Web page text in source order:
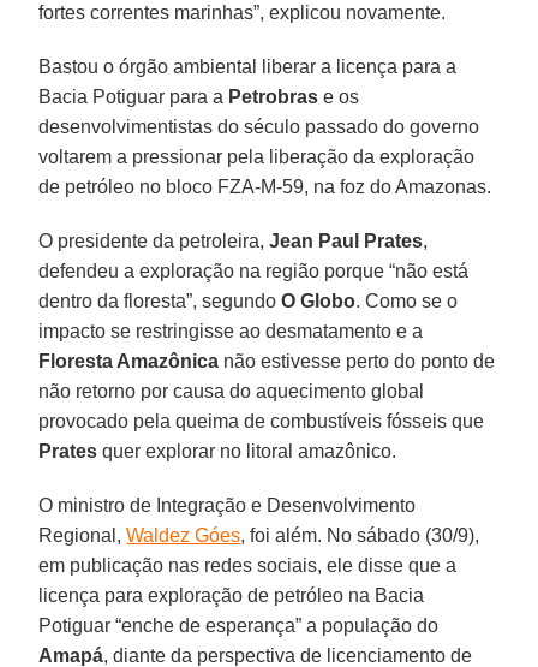
fortes correntes marinhas”, explicou novamente.
Bastou o órgão ambiental liberar a licença para a
Bacia Potiguar para a Petrobras e os
desenvolvimentistas do século passado do governo
voltarem a pressionar pela liberação da exploração
de petróleo no bloco FZA-M-59, na foz do Amazonas.
O presidente da petroleira,Jean Paul Prates,
defendeu a exploração na região porque “não está
dentro da floresta”, segundoO Globo. Como se o
impacto se restringisse ao desmatamento e a
Floresta Amazônica não estivesse perto do ponto de
não retorno por causa do aquecimento global
provocado pela queima de combustíveis fósseis que
Prates quer explorar no litoral amazônico.
O ministro de Integração e Desenvolvimento
Regional,Waldez Góes, foi além. No sábado (30/9),
em publicação nas redes sociais, ele disse que a
licença para exploração de petróleo na Bacia
Potiguar “enche de esperança” a população do
Amapá, diante da perspectiva de licenciamento de